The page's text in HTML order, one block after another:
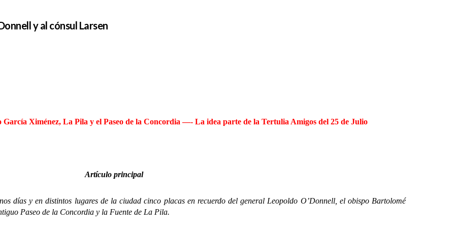
y al cónsul Larsen
Ximénez, La Pila y el Paseo de la Concordia —- La idea parte de la Tertulia Amigos del 25 de Julio
Artículo principal
y en distintos lugares de la ciudad cinco placas en recuerdo del general Leopoldo O’Donnell, el obispo Bartolomé
Paseo de la Concordia y la Fuente de La Pila.